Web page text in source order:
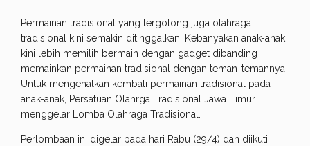
Permainan tradisional yang tergolong juga olahraga
tradisional kini semakin ditinggalkan. Kebanyakan anak-anak
kini lebih memilih bermain dengan gadget dibanding
memainkan permainan tradisional dengan teman-temannya.
Untuk mengenalkan kembali permainan tradisional pada
anak-anak, Persatuan Olahrga Tradisional Jawa Timur
menggelar Lomba Olahraga Tradisional.
Perlombaan ini digelar pada hari Rabu (29/4) dan diikuti